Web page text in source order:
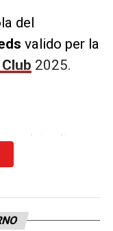
del
valido per la
2025.
calcio di
corretta.
TOP NEWS